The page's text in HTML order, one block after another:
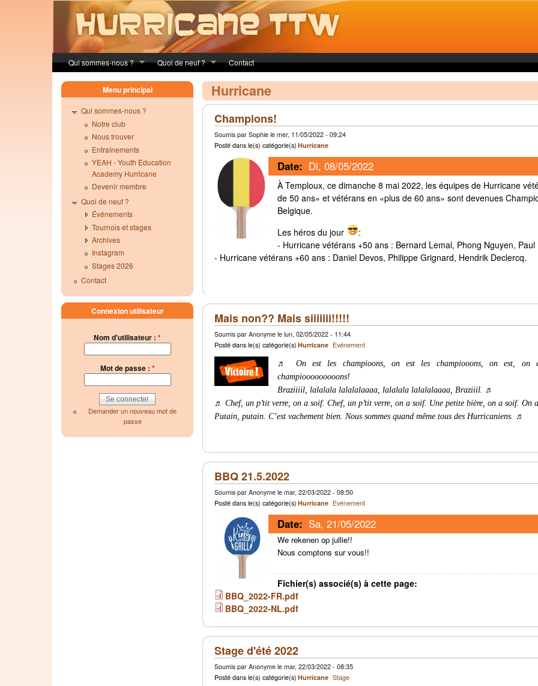
Qui sommes-nous ? Quoi de neuf ? Contact
Hurricane
Champions!
Soumis par Sophie le mer, 11/05/2022 - 09:24
Posté dans le(s) catégorie(s) Hurricane
Date: Di, 08/05/2022
À Temploux, ce dimanche 8 mai 2022, les équipes de Hurricane
de 50 ans» et vétérans en «plus de 60 ans» sont devenues
Belgique.
Les héros du jour
:
- Hurricane vétérans +50 ans : Bernard Lemal, Phong Nguyen, Paul
- Hurricane vétérans +60 ans : Daniel Devos, Philippe Grignard, Hendrik Declercq.
Mais non?? Mais siiiiiii!!!!!
Soumis par Anonyme le lun, 02/05/2022 - 11:44
Posté dans le(s) catégorie(s) Hurricane Evénement
♬ On est les champioons, on est les champiooons, on est, on
champiooooooooons!
Braziiiil, lalalala lalalalaaaa, lalalala lalalalaaaa, Braziiil. ♬
♬ Chef, un p’tit verre, on a soif. Chef, un p’tit verre, on a soif. Une petite bière, on a soif. On
Putain, putain. C’est vachement bien. Nous sommes quand même tous des Hurricaniens. ♬
BBQ 21.5.2022
Soumis par Anonyme le mar, 22/03/2022 - 08:50
Posté dans le(s) catégorie(s) Hurricane Evénement
Date: Sa, 21/05/2022
We rekenen op jullie!!
Nous comptons sur vous!!
Fichier(s) associé(s) à cette page:
BBQ_2022-FR.pdf
BBQ_2022-NL.pdf
Stage d'été 2022
Soumis par Anonyme le mar, 22/03/2022 - 08:35
Posté dans le(s) catégorie(s) Hurricane Stage
Menu principal
Qui sommes-nous ?
Notre club
Nous trouver
Entraînements
YEAH - Youth Education
Academy Hurricane
Devenir membre
Quoi de neuf ?
Événements
Tournois et stages
Archives
Instagram
Stages 2026
Contact
Connexion utilisateur
Nom d'utilisateur :*
Mot de passe : *
Demander un nouveau mot de
passe